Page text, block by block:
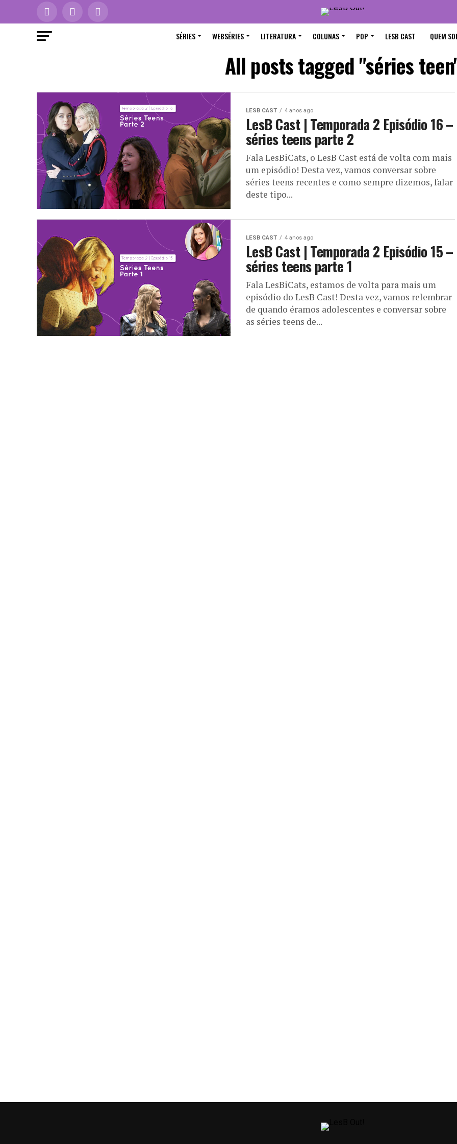
SÉRIES WEBSÉRIES LITERATURA COLUNAS POP LESB CAST QUEM
All posts tagged "séries
LESB CAST 4 anos ago
LesB Cast | Temporada 2 Episódio 16 –
séries teens parte 2
Fala LesBiCats, o LesB Cast está de volta com mais
um episódio! Desta vez, vamos conversar sobre
séries teens recentes e como sempre dizemos, falar
deste tipo...
LESB CAST 4 anos ago
LesB Cast | Temporada 2 Episódio 15 –
séries teens parte 1
Fala LesBiCats, estamos de volta para mais um
episódio do LesB Cast! Desta vez, vamos relembrar
de quando éramos adolescentes e conversar sobre
as séries teens de...